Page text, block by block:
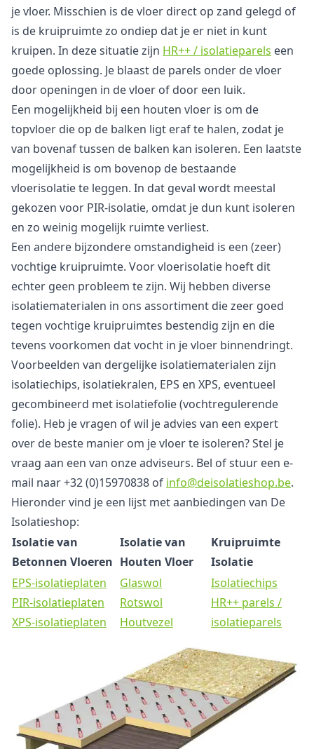
je vloer. Misschien is de vloer direct op zand gelegd of
is de kruipruimte zo ondiep dat je er niet in kunt
kruipen. In deze situatie zijn HR++ / isolatieparels een
goede oplossing. Je blaast de parels onder de vloer
door openingen in de vloer of door een luik.
Een mogelijkheid bij een houten vloer is om de
topvloer die op de balken ligt eraf te halen, zodat je
van bovenaf tussen de balken kan isoleren. Een laatste
mogelijkheid is om bovenop de bestaande
vloerisolatie te leggen. In dat geval wordt meestal
gekozen voor PIR-isolatie, omdat je dun kunt isoleren
en zo weinig mogelijk ruimte verliest.
Een andere bijzondere omstandigheid is een (zeer)
vochtige kruipruimte. Voor vloerisolatie hoeft dit
echter geen probleem te zijn. Wij hebben diverse
isolatiematerialen in ons assortiment die zeer goed
tegen vochtige kruipruimtes bestendig zijn en die
tevens voorkomen dat vocht in je vloer binnendringt.
Voorbeelden van dergelijke isolatiematerialen zijn
isolatiechips, isolatiekralen, EPS en XPS, eventueel
gecombineerd met isolatiefolie (vochtregulerende
folie). Heb je vragen of wil je advies van een expert
over de beste manier om je vloer te isoleren? Stel je
vraag aan een van onze adviseurs. Bel of stuur een e-
mail naar +32 (0)15970838 of info@deisolatieshop.be.
Hieronder vind je een lijst met aanbiedingen van De
Isolatieshop:
Isolatie van
Betonnen Vloeren
Isolatie van
Houten Vloer
Kruipruimte
Isolatie
EPS-isolatieplaten
PIR-isolatieplaten
XPS-isolatieplaten
Glaswol
Rotswol
Houtvezel
Isolatiechips
HR++ parels /
isolatieparels